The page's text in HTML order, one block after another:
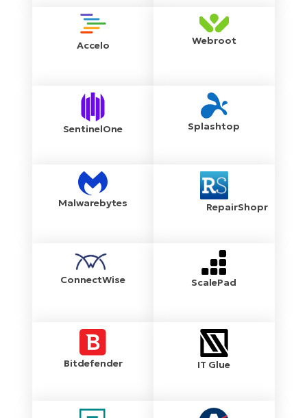
Accelo Webroot
SentinelOne Splashtop
Malwarebytes RepairShopr
ConnectWise ScalePad
Bitdefender IT Glue